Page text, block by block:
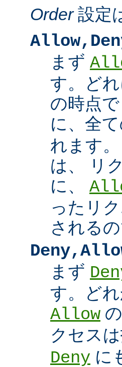
Order設定
まず
す。ど
の時点
に、全
れます
は、 リ
に、
ったリ
される
まず
す。ど
Allow
クセス
Deny に